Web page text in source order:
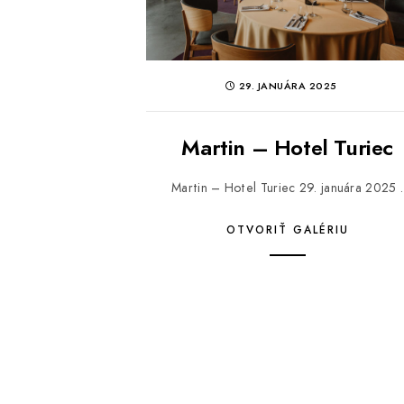
29. JANUÁRA 2025
Martin – Hotel Turiec
Martin – Hotel Turiec 29. januára 2025 .
OTVORIŤ GALÉRIU